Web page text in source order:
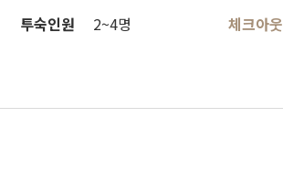
투숙인원 2~4명 체크아웃